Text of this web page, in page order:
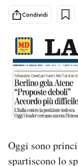
Cultura
Economia
Sport
PODCAST
NEWSLETTER
I MIEI
Condividi
Oggi sono
spartiscono lo